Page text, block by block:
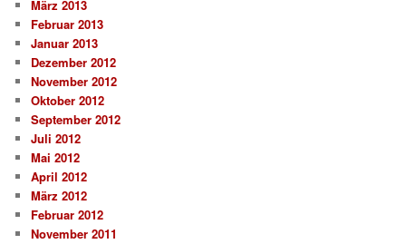
März 2013
Februar 2013
Januar 2013
Dezember 2012
November 2012
Oktober 2012
September 2012
Juli 2012
Mai 2012
April 2012
März 2012
Februar 2012
November 2011